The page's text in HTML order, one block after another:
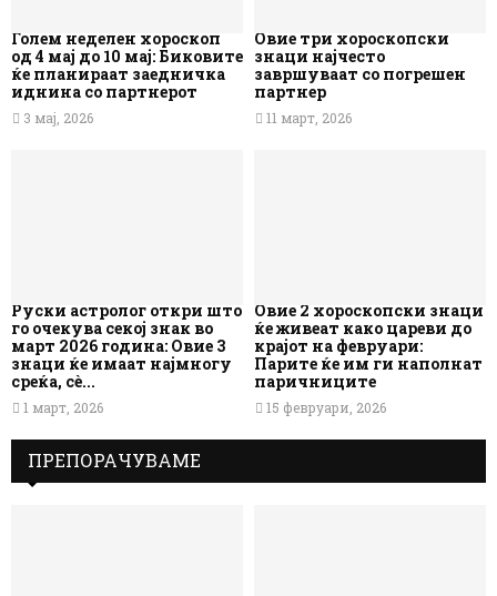
Голем неделен хороскоп
од 4 мај до 10 мај: Биковите
ќе планираат заедничка
иднина со партнерот
3 мај, 2026
Овие три хороскопски
знаци најчесто
завршуваат со погрешен
партнер
11 март, 2026
Руски астролог откри што
го очекува секој знак во
март 2026 година: Овие 3
знаци ќе имаат најмногу
среќа, сè...
1 март, 2026
Овие 2 хороскопски знаци
ќе живеат како цареви до
крајот на февруари:
Парите ќе им ги наполнат
паричниците
15 февруари, 2026
ПРЕПОРАЧУВАМЕ